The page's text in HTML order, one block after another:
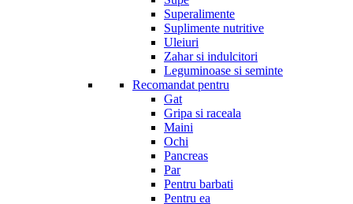
Superalimente
Suplimente nutritive
Uleiuri
Zahar si indulcitori
Leguminoase si seminte
Recomandat pentru
Gat
Gripa si raceala
Maini
Ochi
Pancreas
Par
Pentru barbati
Pentru ea